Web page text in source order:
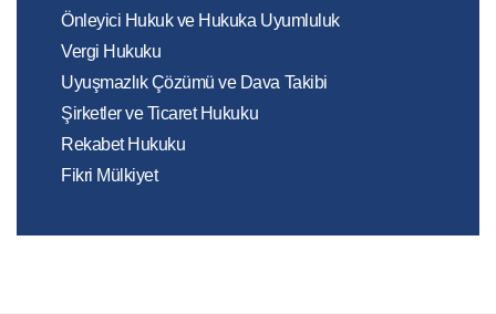
Önleyici Hukuk ve Hukuka Uyumluluk
Vergi Hukuku
Uyuşmazlık Çözümü ve Dava Takibi
Şirketler ve Ticaret Hukuku
Rekabet Hukuku
Fikri Mülkiyet